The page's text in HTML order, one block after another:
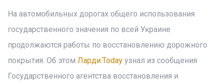
На автомобильных дорогах общего использования
государственного значения по всей Украине
продолжаются работы по восстановлению дорожного
покрытия. Об этом Ларди.Today узнал из сообщения
Государственного агентства восстановления и